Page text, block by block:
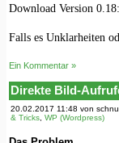
Download Version 0.18:
Falls es Unklarheiten
Ein Kommentar »
Direkte Bild-
20.02.2017 11:48 von
& Tricks, WP (Wordpress)